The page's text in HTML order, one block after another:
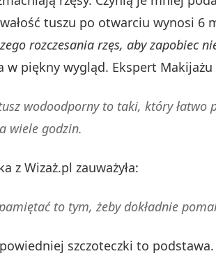
tuszu po otwarciu wynosi 6
rozczesania rzęs, aby zapobiec
w piękny wygląd. Ekspert Makijażu
wodoodporny to taki, który łatwo
wiele godzin.
z Wizaż.pl zauważyła:
to tym, żeby dokładnie
szczoteczki to